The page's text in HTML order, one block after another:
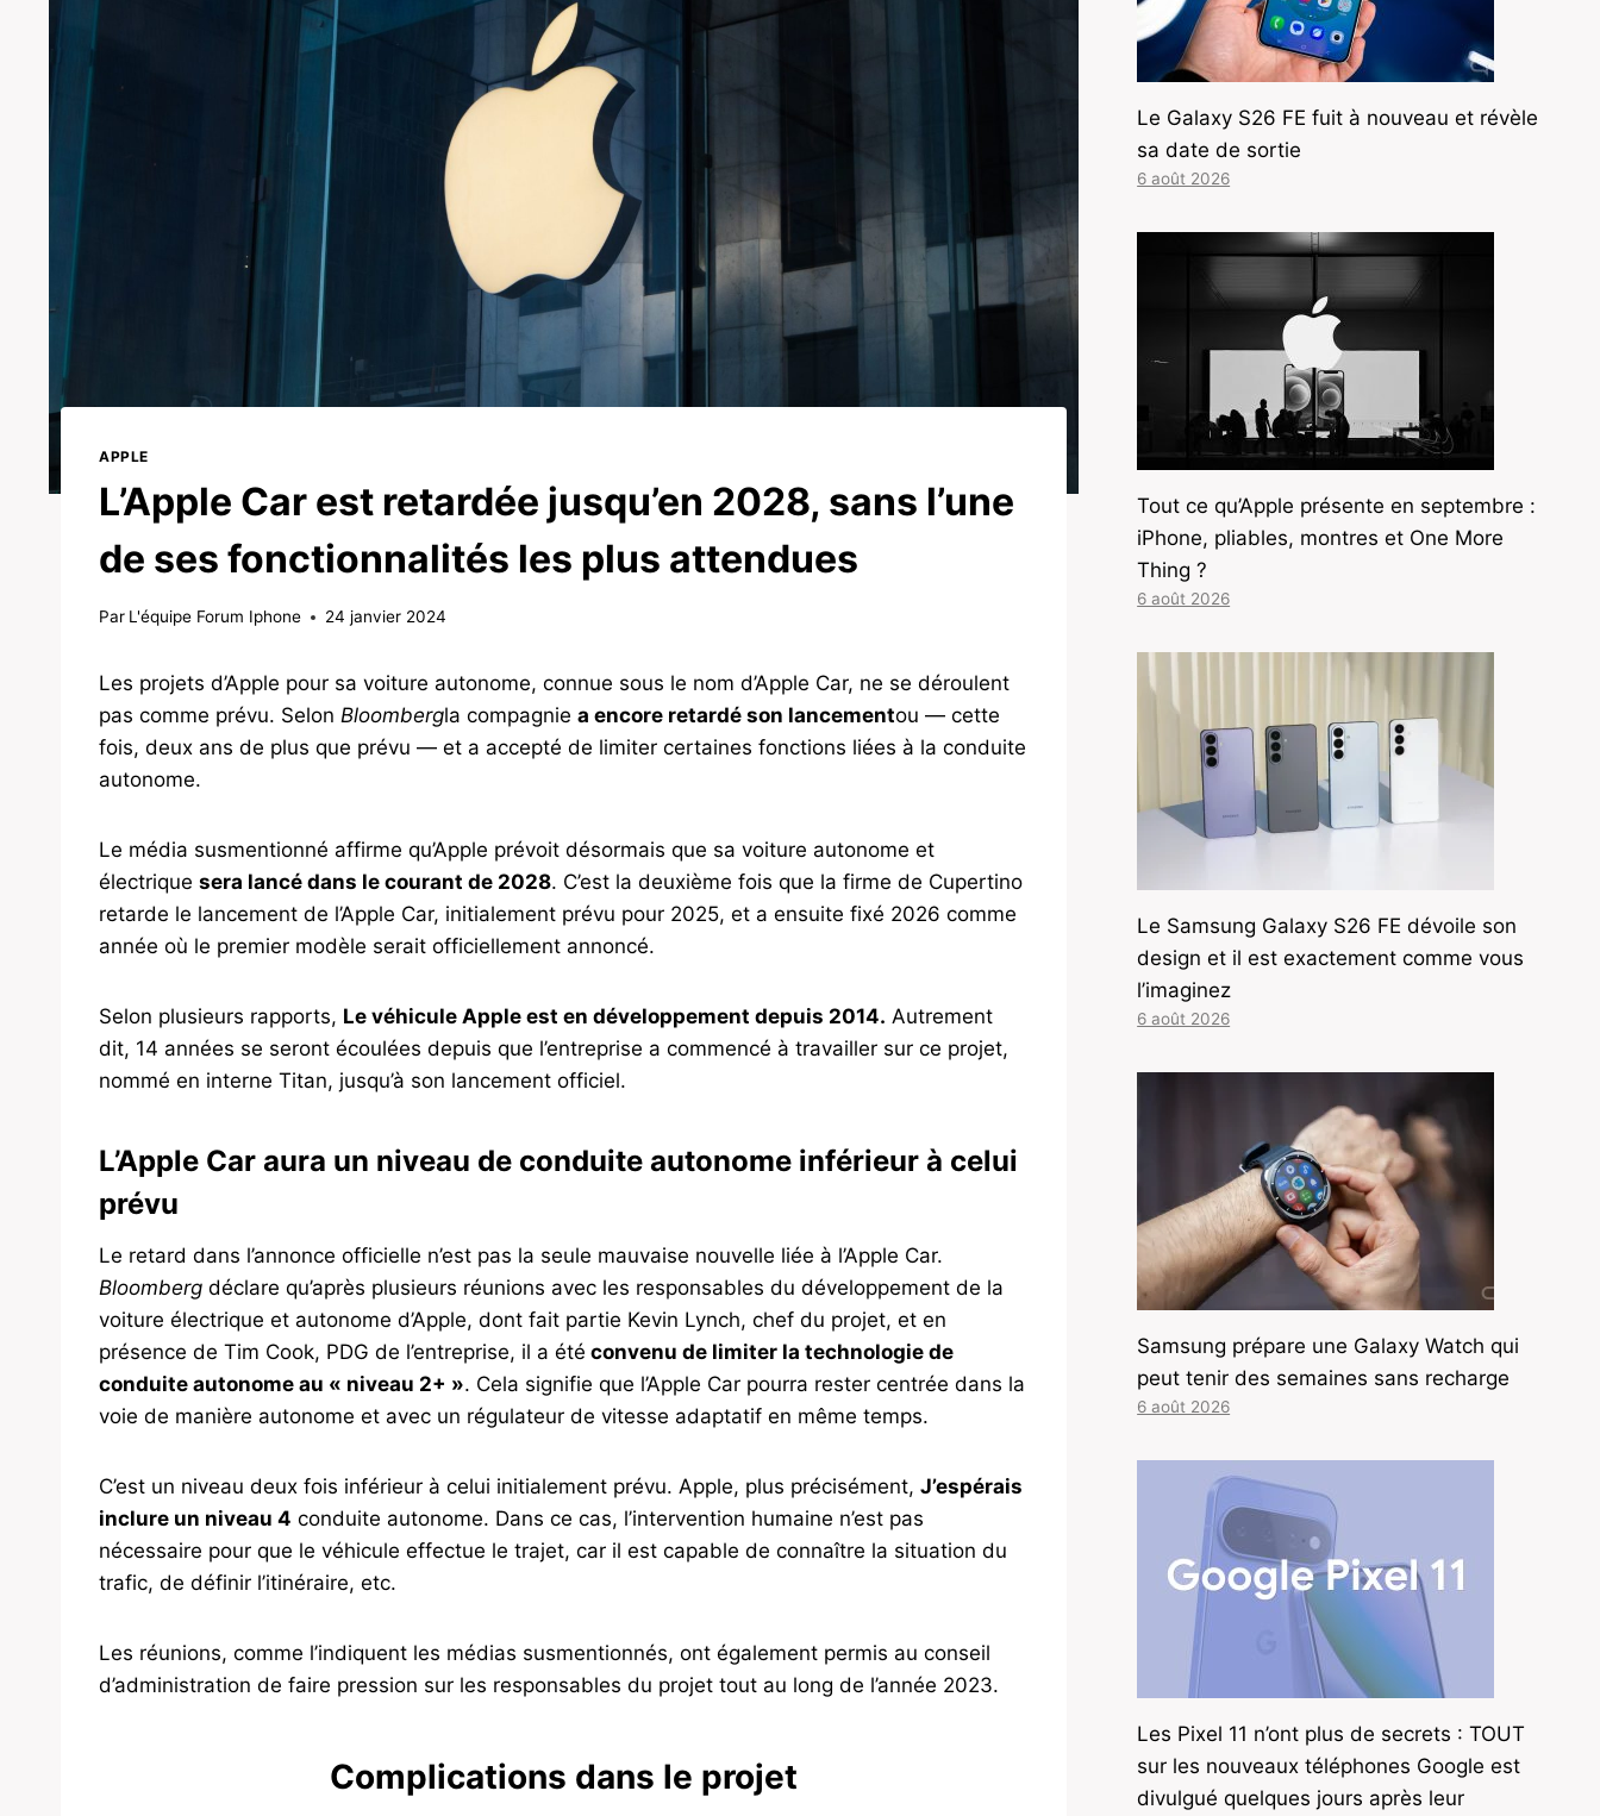
APPLE
L’Apple Car est retardée jusqu’en 2028, sans l’une
de ses fonctionnalités les plus attendues
Par L'équipe Forum Iphone 24 janvier 2024
Les projets d’Apple pour sa voiture autonome, connue sous le nom d’Apple Car, ne se déroulent
pas comme prévu. Selon Bloombergla compagnie a encore retardé son lancementou — cette
fois, deux ans de plus que prévu — et a accepté de limiter certaines fonctions liées à la conduite
autonome.
Le média susmentionné affirme qu’Apple prévoit désormais que sa voiture autonome et
électrique sera lancé dans le courant de 2028. C’est la deuxième fois que la firme de Cupertino
retarde le lancement de l’Apple Car, initialement prévu pour 2025, et a ensuite fixé 2026 comme
année où le premier modèle serait officiellement annoncé.
Selon plusieurs rapports, Le véhicule Apple est en développement depuis 2014. Autrement
dit, 14 années se seront écoulées depuis que l’entreprise a commencé à travailler sur ce projet,
nommé en interne Titan, jusqu’à son lancement officiel.
L’Apple Car aura un niveau de conduite autonome inférieur à celui
prévu
Le retard dans l’annonce officielle n’est pas la seule mauvaise nouvelle liée à l’Apple Car.
Bloomberg déclare qu’après plusieurs réunions avec les responsables du développement de la
voiture électrique et autonome d’Apple, dont fait partie Kevin Lynch, chef du projet, et en
présence de Tim Cook, PDG de l’entreprise, il a été convenu de limiter la technologie de
conduite autonome au « niveau 2+ ». Cela signifie que l’Apple Car pourra rester centrée dans la
voie de manière autonome et avec un régulateur de vitesse adaptatif en même temps.
C’est un niveau deux fois inférieur à celui initialement prévu. Apple, plus précisément, J’espérais
inclure un niveau 4 conduite autonome. Dans ce cas, l’intervention humaine n’est pas
nécessaire pour que le véhicule effectue le trajet, car il est capable de connaître la situation du
trafic, de définir l’itinéraire, etc.
Les réunions, comme l’indiquent les médias susmentionnés, ont également permis au conseil
d’administration de faire pression sur les responsables du projet tout au long de l’année 2023.
Complications dans le projet
Le Galaxy S26 FE fuit à nouveau et révèle
sa date de sortie
6 août 2026
Tout ce qu’Apple présente en septembre :
iPhone, pliables, montres et One More
Thing ?
6 août 2026
Le Samsung Galaxy S26 FE dévoile son
design et il est exactement comme vous
l’imaginez
6 août 2026
Samsung prépare une Galaxy Watch qui
peut tenir des semaines sans recharge
6 août 2026
Les Pixel 11 n’ont plus de secrets : TOUT
sur les nouveaux téléphones Google est
divulgué quelques jours après leur